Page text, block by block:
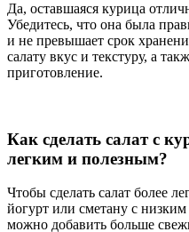
Да, оставшаяся курица
Убедитесь, что она была
и не превышает срок
салату вкус и текстуру, а
приготовление.
Как сделать салат с
легким и полезным?
Чтобы сделать салат более
йогурт или сметану с
можно добавить больше